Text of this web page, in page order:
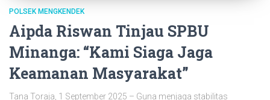
POLSEK MENGKENDEK
Aipda Riswan Tinjau SPBU
Minanga: “Kami Siaga Jaga
Keamanan Masyarakat”
Tana Toraja, 1 September 2025 – Guna menjaga stabilitas